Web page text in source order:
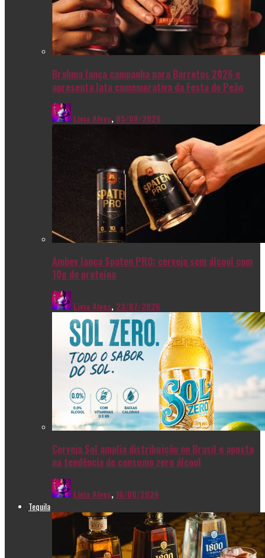
Brahma lança campanha para Barretos 2026 e
apresenta lata comemorativa da Festa do Peão
Livia Alves, 05/08/2026
Ambev lança Spaten PRO: cerveja sem álcool com
10g de proteína
Livia Alves, 23/07/2026
Cerveja Sol amplia distribuição no Brasil e aposta
na tendência de consumo zero álcool
Livia Alves,16/06/2026
Tequila